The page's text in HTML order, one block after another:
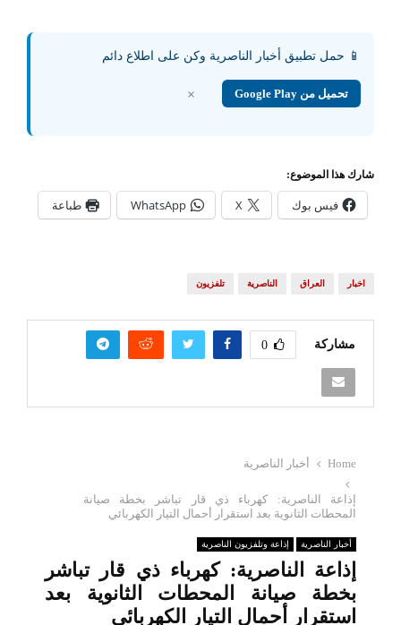
📱 حمل تطبيق أخبار الناصرية وكن على اطلاع دائم
تحميل من Google Play ×
شارك هذا الموضوع:
فيس بوك X
WhatsApp طباعة
اخبار العراق الناصرية تلفزيون
مشاركة 0
Home أخبار الناصرية
إذاعة الناصرية: كهرباء ذي قار تباشر بخطة صيانة
المحطات الثانوية بعد استقرار أحمال التيار الكهربائي
أخبار الناصرية إذاعة وتلفزيون الناصرية
إذاعة الناصرية: كهرباء ذي قار تباشر
بخطة صيانة المحطات الثانوية بعد
استقرار أحمال التيار الكهربائي